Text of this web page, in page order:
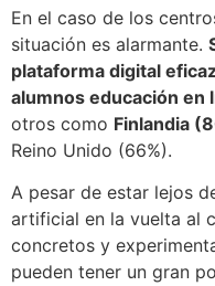
En el caso de los
situación es alarmante.
plataforma digital
alumnos educación en
otros como Finlandia
Reino Unido (66%).
A pesar de estar lejos
artificial en la vuelta al
concretos y
pueden tener un gran